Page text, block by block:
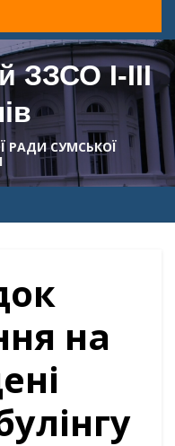
ЗЗСО І-ІІІ
РАДИ СУМСЬКОЇ
на